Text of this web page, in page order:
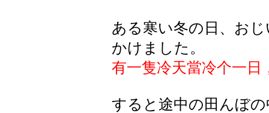
ある寒い冬の日、お
かけました。
有一隻冷天當冷个一日
すると途中の田んぼ